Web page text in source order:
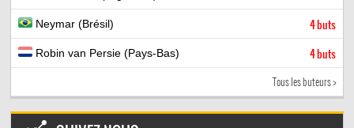
Neymar (Brésil) 4 buts
Robin van Persie (Pays-Bas) 4 buts
Tous les buteurs >